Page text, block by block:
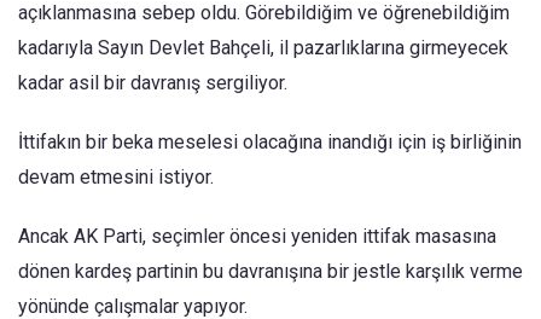
açıklanmasına sebep oldu. Görebildiğim ve öğrenebildiğim
kadarıyla Sayın Devlet Bahçeli, il pazarlıklarına girmeyecek
kadar asil bir davranış sergiliyor.
İttifakın bir beka meselesi olacağına inandığı için iş birliğinin
devam etmesini istiyor.
Ancak AK Parti, seçimler öncesi yeniden ittifak masasına
dönen kardeş partinin bu davranışına bir jestle karşılık verme
yönünde çalışmalar yapıyor.